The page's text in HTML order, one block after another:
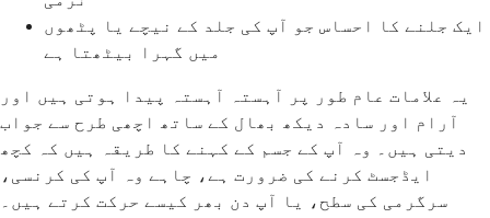
ایک جلنے کا احساس جو آپ کی جلد کے نیچے یا پٹھوں
میں گہرا بیٹھتا ہے
یہ علامات عام طور پر آہستہ آہستہ پیدا ہوتی ہیں اور
آرام اور سادہ دیکھ بھال کے ساتھ اچھی طرح سے جواب
دیتی ہیں۔ وہ آپ کے جسم کے کہنے کا طریقہ ہیں کہ کچھ
ایڈجسٹ کرنے کی ضرورت ہے، چاہے وہ آپ کی کرنسی،
سرگرمی کی سطح، یا آپ دن بھر کیسے حرکت کرتے ہیں۔